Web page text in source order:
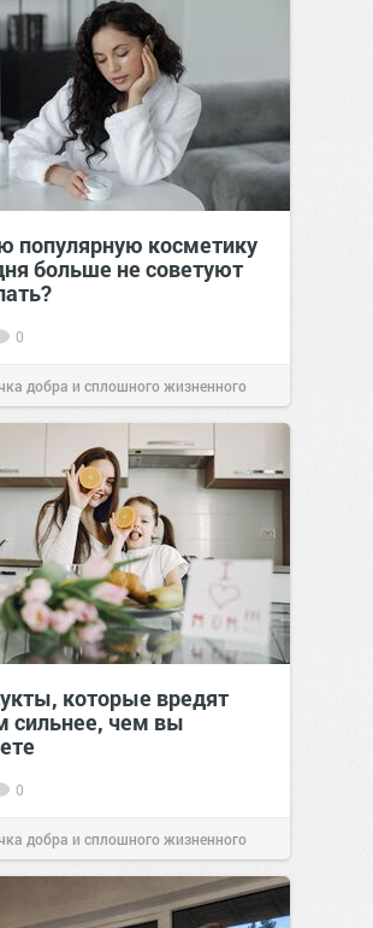
популярную косметику
больше не советуют
0
добра и сплошного жизненного
06:3816 июл 2026
которые вредят
сильнее, чем вы
0
добра и сплошного жизненного
08:3816 июл 2026